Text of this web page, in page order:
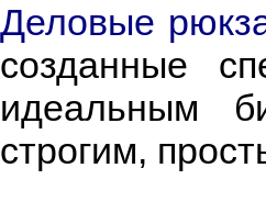
Деловые
созданные
идеальным
строгим,